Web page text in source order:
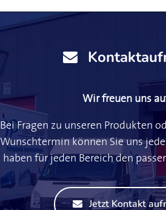
Wir freuen uns
Bei Fragen zu unseren Produkten
Wunschtermin können Sie uns
haben für jeden Bereich den
Jetzt Kontakt